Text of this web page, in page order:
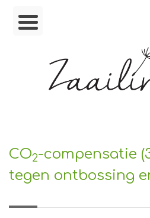
Skip
CO2-compensatie
tegen ontbossing